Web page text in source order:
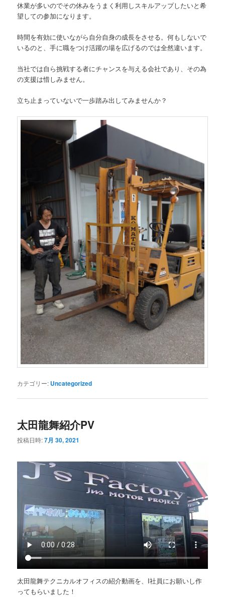
休業が多いのでその休みをうまく利用しスキルアップしたいと希
望しての参加になります。
時間を有効に使いながら自分自身の成長をさせる。何もしないで
いるのと、手に職をつけ活躍の場を広げるのでは全然違います。
当社では自ら挑戦する者にチャンスを与える会社であり、その為
の支援は惜しみません。
立ち止まっていないで一歩踏み出してみませんか？
カテゴリー: Uncategorized
太田龍舞紹介PV
投稿日時:7月 30, 2021
太田龍舞テクニカルオフィスの紹介動画を、I社員にお願いし作
ってもらいました！